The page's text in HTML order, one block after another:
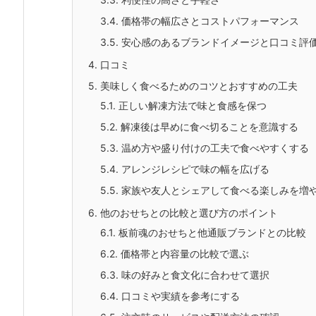
3.4. 価格帯の幅広さとコストパフォーマンス
3.5. 安心感のあるブランドイメージと口コミ評
4. 口コミ
5. 美味しく食べるためのコツとおすすめの工夫
5.1. 正しい解凍方法で味と食感を保つ
5.2. 解凍後は早めに食べ切ることを意識する
5.3. 温め方や盛り付けの工夫で食べやすくする
5.4. アレンジレシピで味の幅を広げる
5.5. 家族や友人とシェアして食べる楽しみを増
6. 他のおせちとの比較と選び方のポイント
6.1. 板前魂のおせちと他通販ブランドとの比較
6.2. 価格帯と内容量の比較で選ぶ
6.3. 味の好みと食文化に合わせて選択
6.4. 口コミや実績を参考にする